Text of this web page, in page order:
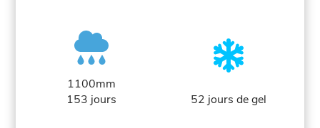
1100mm
153 jours
52 jours de gel